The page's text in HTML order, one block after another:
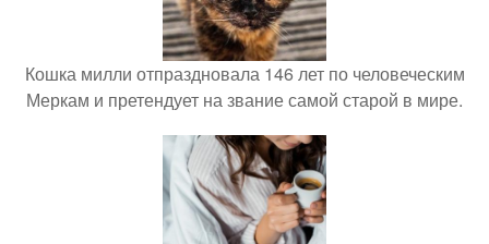
Кошка милли отпраздновала 146 лет по человеческим
Меркам и претендует на звание самой старой в мире.